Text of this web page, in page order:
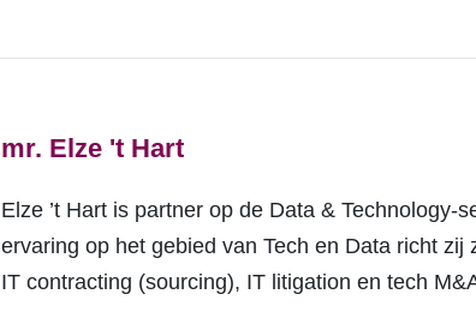
mr. Elze 't Hart
Elze ’t Hart is partner op de Data &
ervaring op het gebied van Tech en Data richt
IT contracting (sourcing), IT litigation en tech